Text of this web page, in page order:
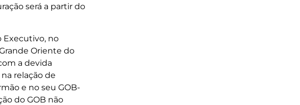
será a partir do
Executivo, no
Oriente do
a devida
relação de
e no seu GOB-
do GOB não